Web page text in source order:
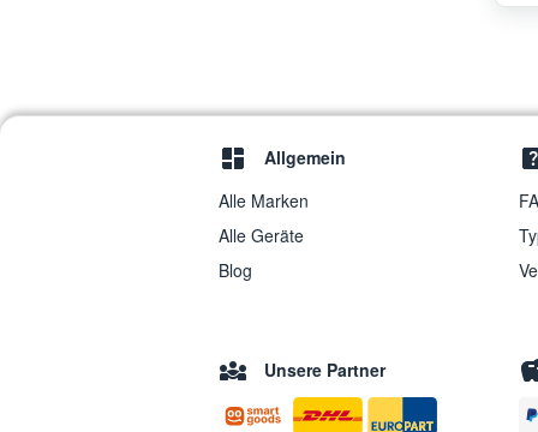
Allgemein
Alle Marken
Alle Geräte
Blog
Unsere Partner